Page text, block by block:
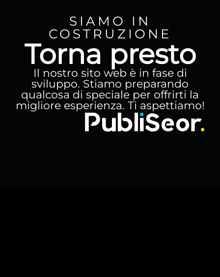
SIAMO IN
COSTRUZIONE
Torna presto
Il nostro sito web è in fase di
sviluppo. Stiamo preparando
qualcosa di speciale per offrirti la
migliore esperienza. Ti aspettiamo!